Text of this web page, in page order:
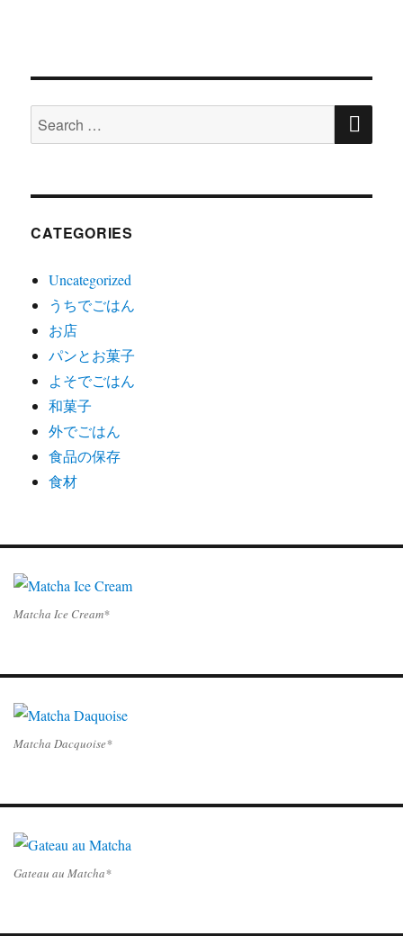
Search
for:
CATEGORIES
Uncategorized
うちでごはん
お店
パンとお菓子
よそでごはん
和菓子
外でごはん
食品の保存
食材
Matcha Ice Cream*
Matcha Dacquoise*
Gateau au Matcha*